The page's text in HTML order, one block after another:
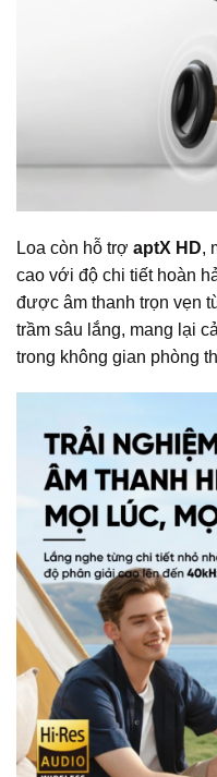
Loa còn hỗ trợ aptX HD,
cao với độ chi tiết hoàn
được âm thanh trọn vẹn
trầm sâu lắng, mang lại
trong không gian phòng